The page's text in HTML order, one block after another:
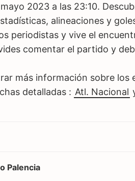
2023 a las 23:10.
alineaciones y
periodistas y vive el
comentar el partido y
más información sobre los
detalladas : Atl. Nacional
Palencia